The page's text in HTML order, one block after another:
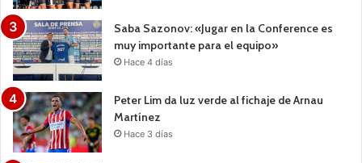
Saba Sazonov: «Jugar en la Conference es
muy importante para el equipo»
Hace 4 días
Peter Lim da luz verde al fichaje de Arnau
Martínez
Hace 3 días